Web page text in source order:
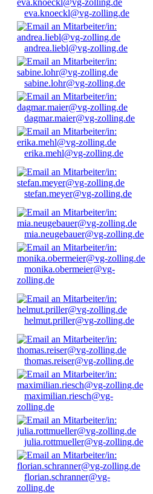
eva.knoeckl@vg-zolling.de
andrea.liebl@vg-zolling.de
sabine.lohr@vg-zolling.de
dagmar.maier@vg-zolling.de
erika.mehl@vg-zolling.de
stefan.meyer@vg-zolling.de
mia.neugebauer@vg-zolling.de
monika.obermeier@vg-
zolling.de
helmut.priller@vg-zolling.de
thomas.reiser@vg-zolling.de
maximilian.riesch@vg-
zolling.de
julia.rottmueller@vg-zolling.de
florian.schranner@vg-
zolling.de